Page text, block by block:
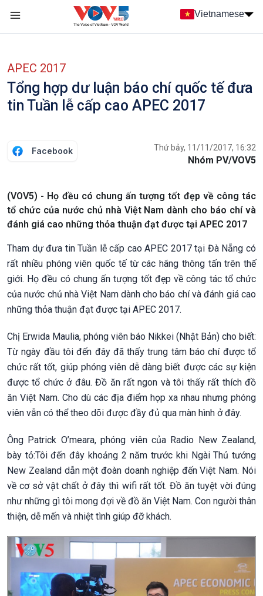
Nhảy đến nội dung
Vietnamese
APEC 2017
Tổng hợp dư luận báo chí quốc tế đưa
tin Tuần lễ cấp cao APEC 2017
Facebook Thứ bảy, 11/11/2017, 16:32
Nhóm PV/VOV5
(VOV5) - Họ đều có chung ấn tượng tốt đẹp về công tác
tổ chức của nước chủ nhà Việt Nam dành cho báo chí và
đánh giá cao những thỏa thuận đạt được tại APEC 2017
Tham dự đưa tin Tuần lễ cấp cao APEC 2017 tại Đà Nẵng có
rất nhiều phóng viên quốc tế từ các hãng thông tấn trên thế
giới. Họ đều có chung ấn tượng tốt đẹp về công tác tổ chức
của nước chủ nhà Việt Nam dành cho báo chí và đánh giá cao
những thỏa thuận đạt được tại APEC 2017.
Chị Erwida Maulia, phóng viên báo Nikkei (Nhật Bản) cho biết:
Từ ngày đầu tôi đến đây đã thấy trung tâm báo chí được tổ
chức rất tốt, giúp phóng viên dễ dàng biết được các sự kiện
được tổ chức ở đâu. Đồ ăn rất ngon và tôi thấy rất thích đồ
ăn Việt Nam. Cho dù các địa điểm họp xa nhau nhưng phóng
viên vẫn có thể theo dõi được đầy đủ qua màn hình ở đây.
Ông Patrick O’meara, phóng viên của Radio New Zealand,
bày tỏ:Tôi đến đây khoảng 2 năm trước khi Ngài Thủ tướng
New Zealand dẫn một đoàn doanh nghiệp đến Việt Nam. Nói
về cơ sở vật chất ở đây thì wifi rất tốt. Đồ ăn tuyệt vời đúng
như những gì tôi mong đợi về đồ ăn Việt Nam. Con người thân
thiện, dễ mến và nhiệt tình giúp đỡ khách.